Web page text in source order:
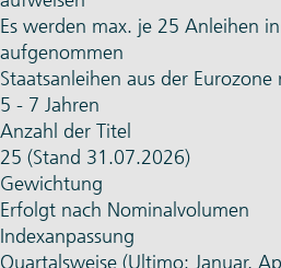
Es werden max. je 25 Anleihen
aufgenommen
Staatsanleihen aus der
5 - 7 Jahren
Anzahl der Titel
25 (Stand 31.07.2026)
Gewichtung
Erfolgt nach Nominalvolumen
Indexanpassung
Quartalsweise (Ultimo: Januar,